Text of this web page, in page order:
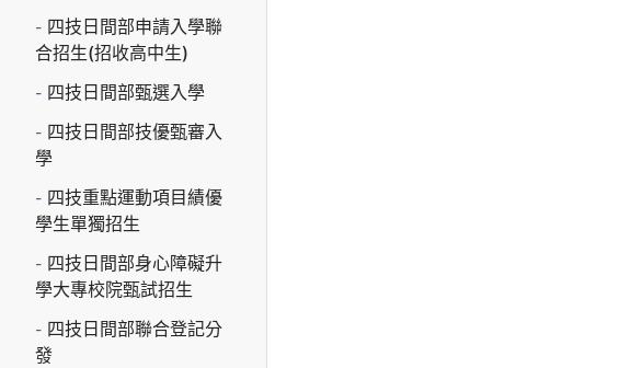
四技日間部申請入學聯
合招生(招收高中生)
四技日間部甄選入學
四技日間部技優甄審入
學
四技重點運動項目績優
學生單獨招生
四技日間部身心障礙升
學大專校院甄試招生
四技日間部聯合登記分
發